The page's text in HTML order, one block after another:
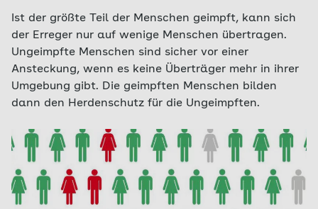
Ist der größte Teil der Menschen geimpft, kann sich
der Erreger nur auf wenige Menschen übertragen.
Ungeimpfte Menschen sind sicher vor einer
Ansteckung, wenn es keine Überträger mehr in ihrer
Umgebung gibt. Die geimpften Menschen bilden
dann den Herdenschutz für die Ungeimpften.